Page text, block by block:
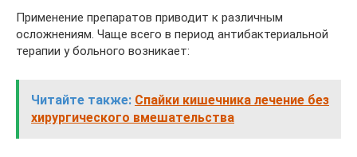
Применение препаратов приводит к различным
осложнениям. Чаще всего в период антибактериальной
терапии у больного возникает:
Читайте также: Спайки кишечника лечение без
хирургического вмешательства